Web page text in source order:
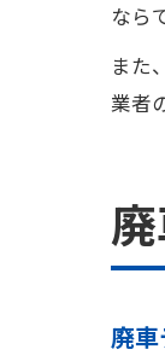
なら
また
業者
廃